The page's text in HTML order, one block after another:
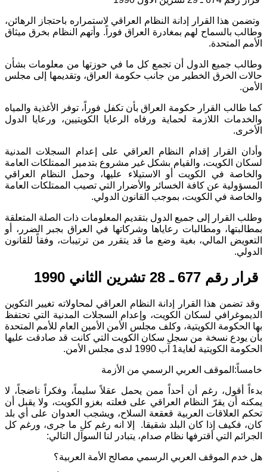
وتضمن هذا القرار إدانة النظام العراقي لاستمراره باحتجاز الرهائن،
وطالب بالسماح لهم بمغادرة العراق فوراً. وأتهم النظام بخرق ميثاق
الأمم المتحدة.
وطالب جميع الدول أن تجمع كل ما في حوزتها من معلومات بشأن
حالات الخرق الخطير من جانب حكومة العراق، وتقديمها إلى مجلس
الأمن.
كما طالب القرار حكومة العراق بأن تكفل فوراً، توفر الأغذية والمياه
والخدمات اللازمة لحماية ورفاه الرعايا الكويتيين، ورعايا الدول
الأخرى.
وأدان القرار إقدام النظام العراقي على إعدام السجلات المدنية
لسكان الكويت، والقيام بشكل غير مشروع بتدمير الممتلكات العامة
والخاصة في الكويت أو الاستيلاء عليها، وحمل النظام العراقي
المسؤولية عن كافة الخسائر والأضرار التي تصيب الممتلكات العامة
والخاصة في الكويت، بموجب القانون الدولي.
وطلب القرار إلى جميع الدول بتقديم المعلومات ذات الصلة المتعلقة
بمطالبتها، ومطالبات رعاياها وشركاتها في العراق بجبر الضرر، أو
التعويض المالي، بغية وضع ما قد يتقرر من ترتيبات، وفقاً للقانون
الدولي.
قرار رقم 677 ـ 28 تشرين الثاني 1990
وقد تضمن هذا القرار إدانة النظام العراقي لمحاولاته تغيير التكوين
الديموغرافي لسكان الكويت، وإعدام السجلات المدنية التي تحتفظ
بها الحكومة الكويتية، وكلف مجلس الأمن الأمين العام للأمم المتحدة
بأن يودع نسخة من سجل سكان الكويت التي كانت قد صادقت عليها
الحكومة الكويتية لغاية1 آب 1990 لدى مجلس الأمن.
خامساً:الموقف العربي الرسمي من الأزمة
بدءاً أقول، رغم أن أحداً ممن يحمل عقلاً سليماً، وفكراً ناضجاً، لا
يمكنه أن يقرّ النظام العراقي على فعلته بغزو الكويت، ولا يقبل أن
تحكم العلاقات العربية قعقعة السلاح، ويشجب العدوان على أي بلد
كان، فكيف إذا كان البلد شقيقا. إلا انه رغم كل ما جرى، ورغم كل
الجرائم التي أقترفها نظام صدام، يتبادر لنا السوآل التالي:
هل خدم الموقف العربي الرسمي مصالح الأمة العربية؟